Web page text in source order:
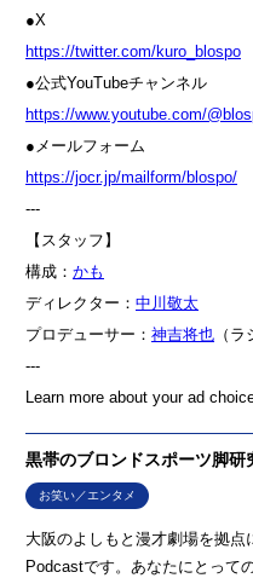
●X
⁠⁠⁠⁠⁠⁠⁠⁠⁠⁠⁠⁠⁠⁠⁠⁠⁠⁠⁠⁠⁠⁠⁠⁠⁠⁠⁠⁠⁠⁠⁠⁠⁠⁠⁠⁠https://twitter.com/kuro_blospo⁠⁠⁠⁠⁠⁠⁠⁠⁠⁠⁠⁠⁠⁠⁠⁠⁠⁠⁠⁠⁠⁠⁠⁠⁠⁠⁠⁠⁠⁠⁠⁠⁠⁠⁠⁠
●公式YouTubeチャンネル
⁠⁠⁠⁠⁠⁠⁠⁠⁠⁠⁠⁠⁠⁠⁠⁠⁠⁠⁠⁠⁠⁠⁠⁠⁠⁠⁠⁠⁠⁠⁠⁠⁠⁠⁠⁠https://www.youtube.com/
●メールフォーム
⁠⁠⁠⁠⁠⁠⁠⁠⁠⁠⁠⁠⁠⁠⁠⁠⁠⁠⁠⁠⁠⁠⁠⁠⁠⁠⁠⁠⁠⁠⁠⁠⁠⁠⁠⁠https://jocr.jp/mailform/blospo/⁠⁠⁠⁠⁠⁠⁠⁠⁠⁠⁠⁠⁠⁠⁠⁠⁠⁠⁠⁠⁠⁠⁠⁠⁠⁠⁠⁠⁠⁠⁠⁠⁠⁠⁠⁠
---
【スタッフ】
構成： ⁠⁠⁠⁠⁠⁠⁠⁠⁠⁠⁠⁠⁠⁠⁠⁠⁠⁠⁠⁠⁠⁠⁠⁠⁠⁠⁠⁠⁠⁠⁠⁠⁠⁠⁠⁠かも⁠⁠⁠⁠⁠⁠⁠⁠⁠⁠⁠⁠⁠⁠⁠⁠⁠⁠⁠⁠⁠⁠⁠⁠⁠⁠⁠⁠⁠⁠⁠⁠⁠⁠⁠⁠
ディレクター： ⁠⁠⁠⁠⁠⁠⁠⁠⁠⁠⁠⁠⁠⁠⁠⁠⁠⁠⁠⁠⁠⁠⁠⁠⁠⁠⁠⁠⁠⁠⁠⁠⁠⁠⁠⁠中川敬太⁠⁠⁠⁠⁠⁠⁠⁠⁠⁠⁠⁠⁠⁠⁠⁠⁠⁠⁠⁠⁠⁠⁠⁠⁠⁠⁠⁠⁠⁠⁠⁠⁠⁠⁠⁠
プロデューサー： ⁠⁠⁠⁠⁠⁠⁠⁠⁠⁠⁠⁠⁠⁠⁠⁠⁠⁠⁠⁠⁠⁠⁠⁠⁠⁠⁠⁠⁠⁠⁠⁠⁠⁠⁠⁠神吉将也⁠⁠⁠⁠⁠⁠⁠⁠⁠⁠⁠⁠⁠⁠⁠⁠⁠⁠⁠⁠⁠⁠⁠⁠⁠⁠⁠⁠⁠⁠⁠⁠⁠⁠⁠⁠ （ラ
---
Learn more about your ad
黒帯のブロンドスポーツ脚研
お笑い／エンタメ
大阪のよしもと漫才劇場を拠
Podcastです。あなたにとって